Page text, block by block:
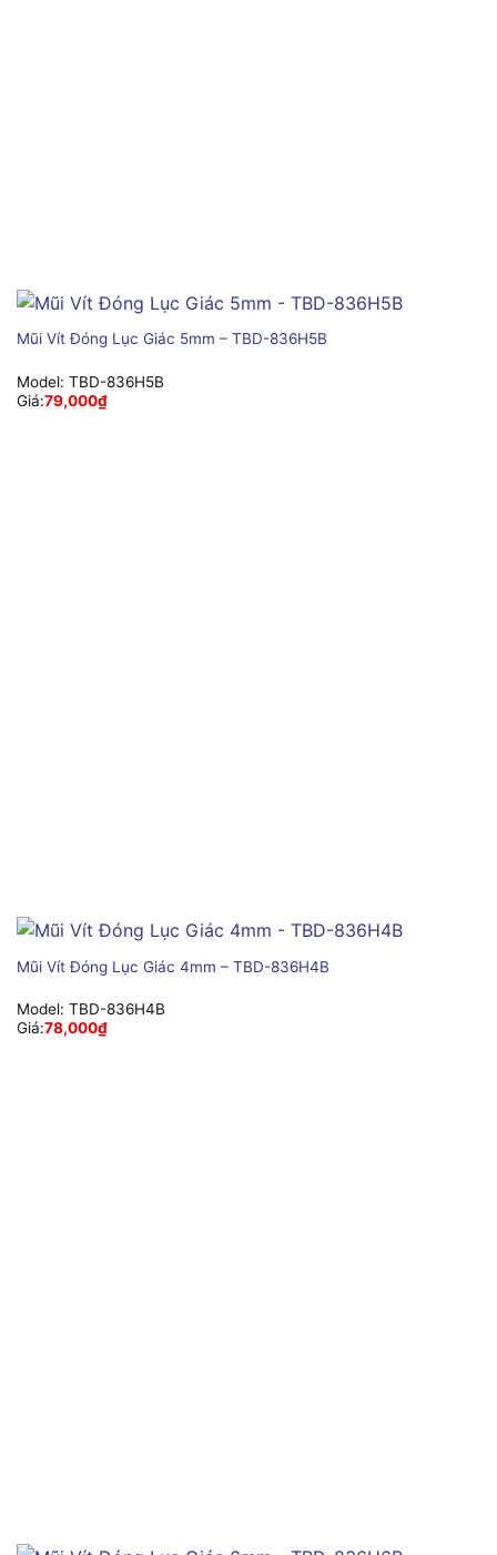
Mũi Vít Đóng Lục Giác 5mm – TBD-836H5B
Model: TBD-836H5B
Giá:79,000₫
Mũi Vít Đóng Lục Giác 4mm – TBD-836H4B
Model: TBD-836H4B
Giá:78,000₫